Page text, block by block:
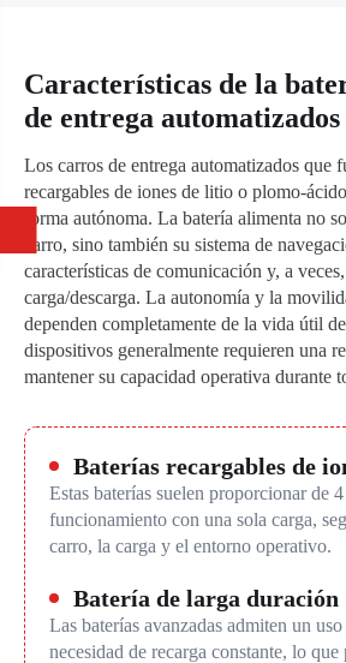
Características de la
de entrega automatizados
Los carros de entrega automatizados que
recargables de iones de litio o plomo-
forma autónoma. La batería alimenta no
carro, sino también su sistema de
características de comunicación y, a
carga/descarga. La autonomía y la
dependen completamente de la vida útil
dispositivos generalmente requieren una
mantener su capacidad operativa durante
Baterías recargables de
Estas baterías suelen proporcionar de
funcionamiento con una sola carga,
carro, la carga y el entorno operativo.
Batería de larga duración
Las baterías avanzadas admiten un
necesidad de recarga constante, lo que